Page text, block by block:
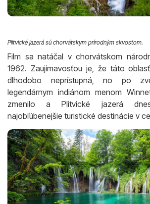
Plitvické jazerá sú chorvátskym prírodným skvostom.
Film sa natáčal v chorvátskom
1962. Zaujímavosťou je, že táto
dlhodobo neprístupná, no po
legendárnym indiánom menom
zmenilo a Plitvické jazerá
najobľúbenejšie turistické destinácie v